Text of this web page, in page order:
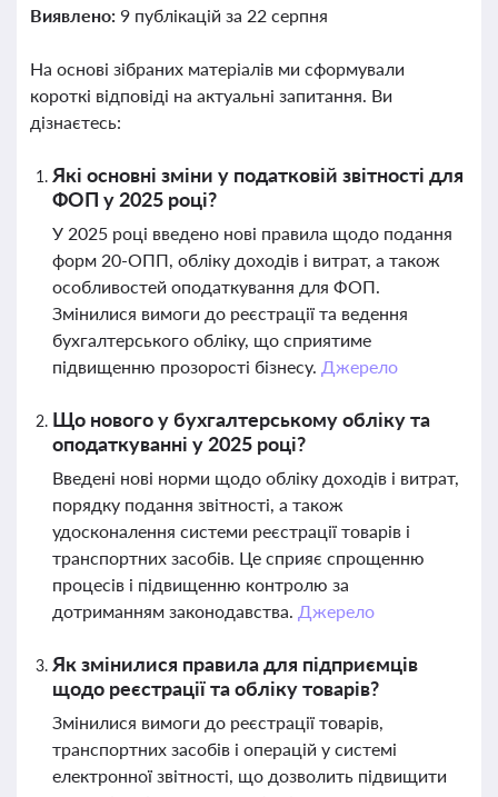
Виявлено: 9 публікацій за 22 серпня
На основі зібраних матеріалів ми сформували
короткі відповіді на актуальні запитання. Ви
дізнаєтесь:
Які основні зміни у податковій звітності для
ФОП у 2025 році?
У 2025 році введено нові правила щодо подання
форм 20-ОПП, обліку доходів і витрат, а також
особливостей оподаткування для ФОП.
Змінилися вимоги до реєстрації та ведення
бухгалтерського обліку, що сприятиме
підвищенню прозорості бізнесу. Джерело
Що нового у бухгалтерському обліку та
оподаткуванні у 2025 році?
Введені нові норми щодо обліку доходів і витрат,
порядку подання звітності, а також
удосконалення системи реєстрації товарів і
транспортних засобів. Це сприяє спрощенню
процесів і підвищенню контролю за
дотриманням законодавства. Джерело
Як змінилися правила для підприємців
щодо реєстрації та обліку товарів?
Змінилися вимоги до реєстрації товарів,
транспортних засобів і операцій у системі
електронної звітності, що дозволить підвищити